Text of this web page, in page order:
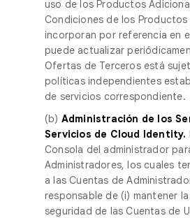
uso de los Productos
Condiciones de los
incorporan por referencia en
puede actualizar
Ofertas de Terceros está
políticas independientes
de servicios correspondiente.
(b) Administración de los
Servicios de Cloud Identity.
Consola del administrador
Administradores, los cuales
a las Cuentas de
responsable de (i) mantener
seguridad de las Cuentas de